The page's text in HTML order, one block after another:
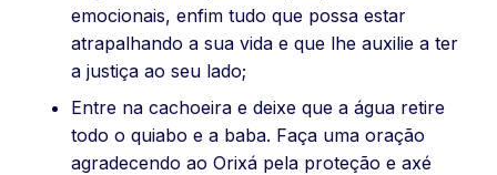
emocionais, enfim tudo que possa estar
atrapalhando a sua vida e que lhe auxilie a ter
a justiça ao seu lado;
Entre na cachoeira e deixe que a água retire
todo o quiabo e a baba. Faça uma oração
agradecendo ao Orixá pela proteção e axé